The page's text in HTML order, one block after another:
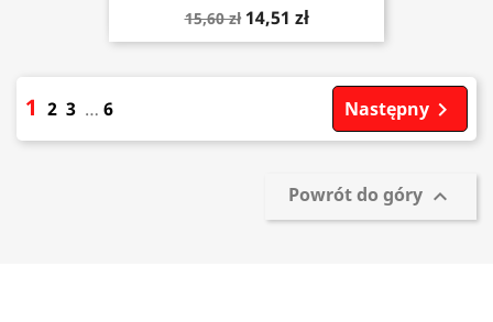
15,60 zł 14,51 zł
1 2 3 … 6 Następny 
Powrót do góry 